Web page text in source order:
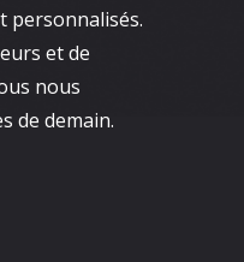
personnalisés.
et de
nous
de demain.